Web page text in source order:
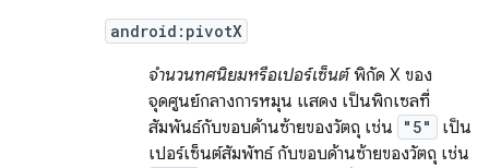
android:pivotX
จำนวนทศนิยมหรือเปอร์เซ็นต์พิกัด X ของ
จุดศูนย์กลางการหมุน แสดง เป็นพิกเซลที่
สัมพันธ์กับขอบด้านซ้ายของวัตถุ เช่น
"5"
เป็น
เปอร์เซ็นต์สัมพัทธ์ กับขอบด้านซ้ายของวัตถุ เช่น